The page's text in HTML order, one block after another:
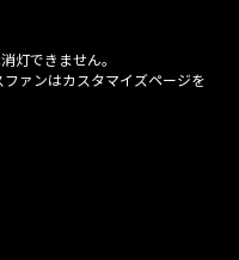
灯できません。
ァンはカスタマイズページを